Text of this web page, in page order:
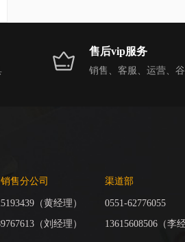
售后vip服务
销售、客服、运营、
售分公司
（黄经理）
（刘经理）
渠道部
0551-62776055
13615608506（李